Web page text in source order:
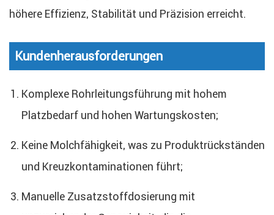
höhere Effizienz, Stabilität und Präzision erreicht.
Kundenherausforderungen
Komplexe Rohrleitungsführung mit hohem
Platzbedarf und hohen Wartungskosten;
Keine Molchfähigkeit, was zu Produktrückständen
und Kreuzkontaminationen führt;
Manuelle Zusatzstoffdosierung mit